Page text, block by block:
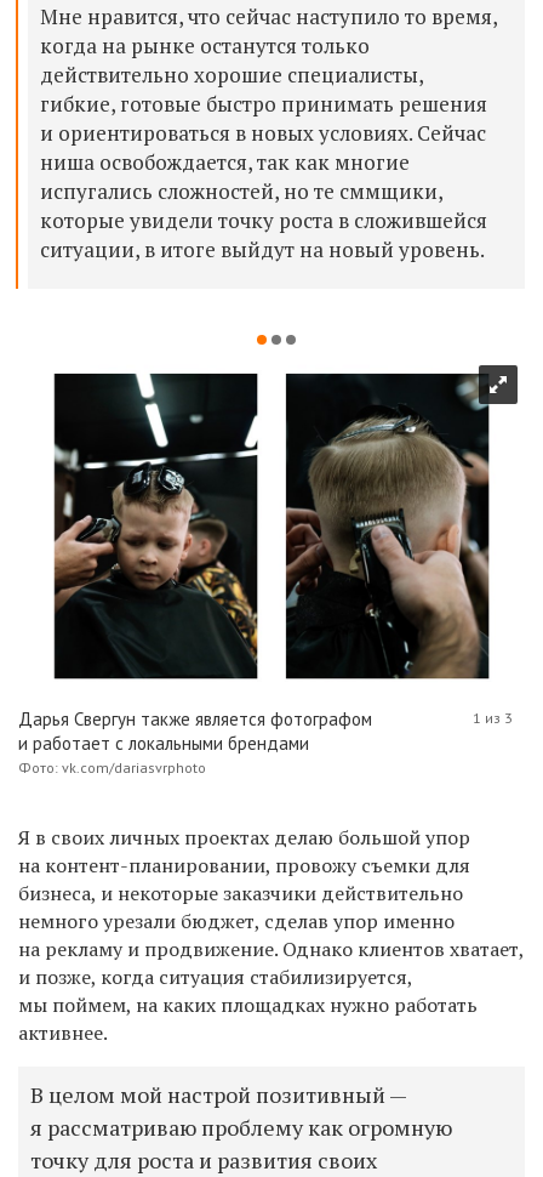
Мне нравится, что сейчас наступило то время,
когда на рынке останутся только
действительно хорошие специалисты,
гибкие, готовые быстро принимать решения
и ориентироваться в новых условиях. Сейчас
ниша освобождается, так как многие
испугались сложностей, но те сммщики,
которые увидели точку роста в сложившейся
ситуации, в итоге выйдут на новый уровень.
Дарья Свергун также является фотографом
и работает с локальными брендами
Фото: vk.com/dariasvrphoto
1 из 3
Я в своих личных проектах делаю большой упор
на контент-планировании, провожу съемки для
бизнеса, и некоторые заказчики действительно
немного урезали бюджет, сделав упор именно
на рекламу и продвижение. Однако клиентов хватает,
и позже, когда ситуация стабилизируется,
мы поймем, на каких площадках нужно работать
активнее.
В целом мой настрой позитивный —
я рассматриваю проблему как огромную
точку для роста и развития своих